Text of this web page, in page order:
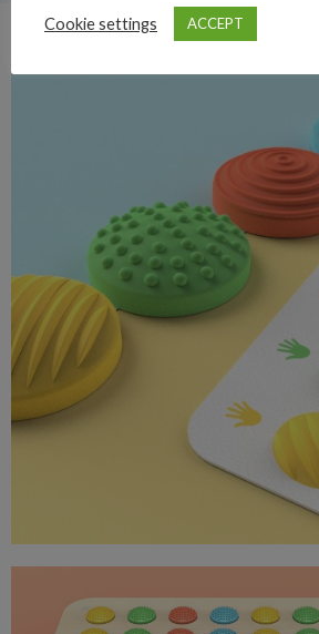
Cookie settings ACCEPT